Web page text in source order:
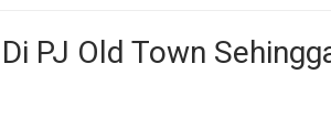
PJ Old Town